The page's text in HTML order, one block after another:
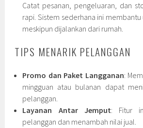
Catat pesanan, pengeluaran, dan
rapi. Sistem sederhana ini
meskipun dijalankan dari rumah.
TIPS MENARIK PELANGGAN
Promo dan Paket Langganan:
mingguan atau bulanan dapat
pelanggan.
Layanan Antar Jemput: Fitur
pelanggan dan menambah nilai jual.